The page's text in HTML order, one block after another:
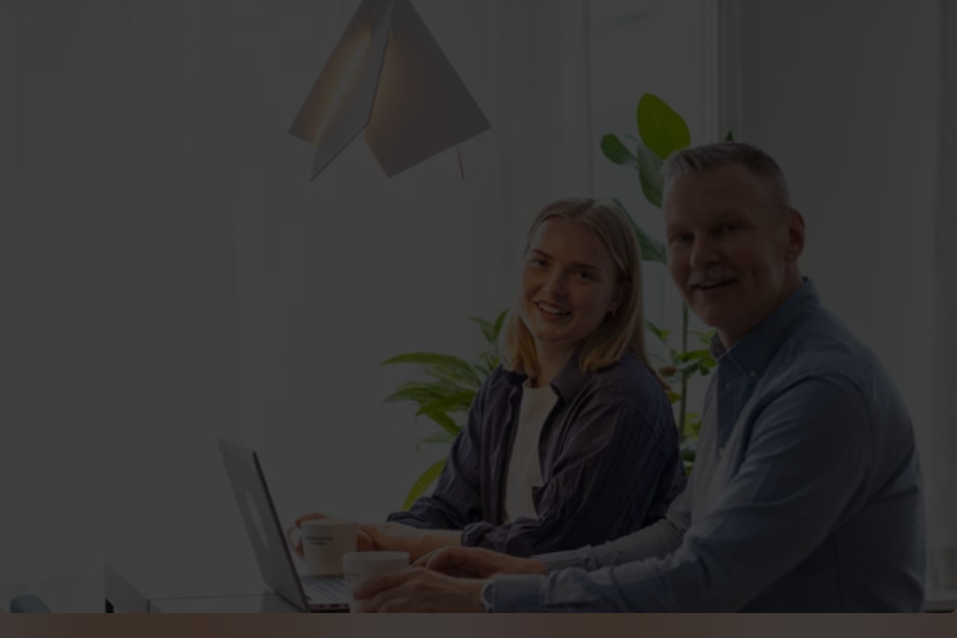
Ställ dina frågor i
vårt forum
medarbetare. I forumet samlar vi även alla frågor som tidigare ställts av våra
medlemmar.
Vanliga frågor och svar
Teckna inkomstförsäkring
Med a-kassan och fackets inkomstförsäkring kan man få upp till 80